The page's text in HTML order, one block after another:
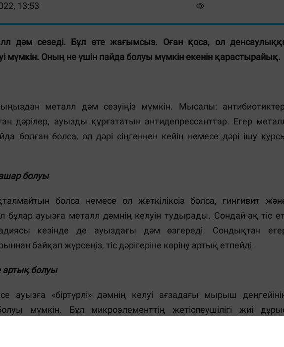
13:53
дәм сезеді. Бұл өте жағымсыз. Оған қоса, ол
мүмкін. Оның не үшін пайда болуы мүмкін екенін қарастырайық.
металл дәм сезуіңіз мүмкін. Мысалы:
дәрілер, ауызды құрғататын антидепрессанттар. Егер
болған болса, ол дәрі сіңгеннен кейін немесе дәрі ішу
болуы
болса немесе ол жеткіліксіз болса, гингивит
ауызға металл дәмнің келуін тудырады. Сондай-ақ тіс
кезінде де ауыздағы дәм өзгереді. Сондықтан
байқап жүрсеңіз, тіс дәрігеріне көріну артық етпейді.
болуы
ауызға «біртүрлі» дәмнің келуі ағзадағы мырыш
мүмкін. Бұл микроэлементтің жетіспеушілігі жиі
қоректік заттарды дұрыс сіңірмеуінен байланысты болады.
баяулатып, ауыздағы дәмнің өзгеруіне әкеледі. Мырыш